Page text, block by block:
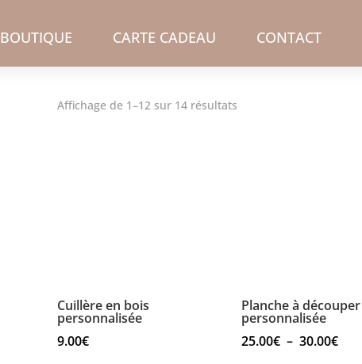
BOUTIQUE CARTE CADEAU CONTACT
Affichage de 1–12 sur 14 résultatsTrié
Cuillère en bois
personnalisée
9.00€
Planche à découper
personnalisée
25.00€ – 30.00€Plage